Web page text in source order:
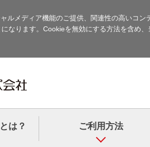
ルメディア機能のご提供、関連性の高いコ
なります。Cookieを無効にする方法を含め、
は？ ご利用方法